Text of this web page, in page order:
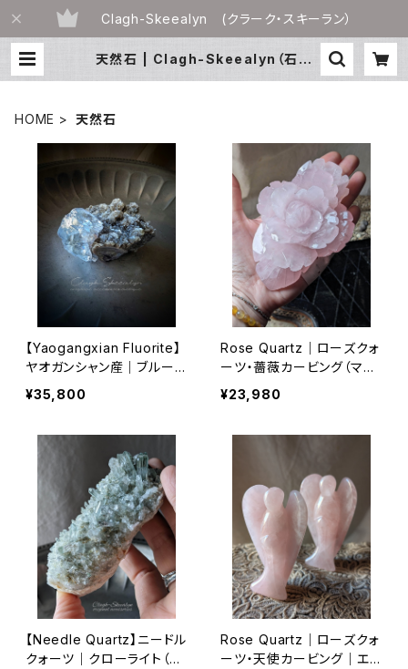
Clagh-Skeealyn (クラーク・スキーラン）
天然石 | Clagh-Skeealyn（石物
HOME 天然石
【Yaogangxian Fluorite】
ヤオガンシャン産｜ブルーフ
ローライト原石｜中国・湖
南省｜ 瑶崗仙（ヤオガンシ
¥35,800
Rose Quartz｜ローズクォ
ーツ・薔薇カービング（マダ
ガスカル産）｜1点物｜約36
7g｜インテリアストーン
¥23,980
【Needle Quartz】ニードル
クォーツ｜クローライト（緑
Rose Quartz｜ローズクォ
ーツ・天使カービング｜エン